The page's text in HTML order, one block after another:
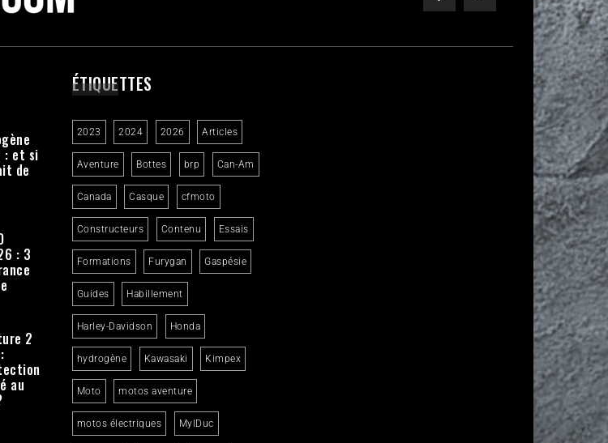
: et si
de
: 3
2
au
ÉTIQUETTES
2023 2024 2026 Articles
Aventure Bottes brp Can-Am
Canada Casque cfmoto
Constructeurs Contenu Essais
Formations Furygan Gaspésie
Guides Habillement
Harley-Davidson Honda
hydrogène Kawasaki Kimpex
Moto motos aventure
motos électriques MylDuc